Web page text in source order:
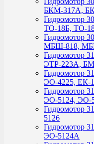
БКМ-317А,
Гидромотор
ТО-18Б, ТО-
Гидромотор
МБШ-818,
Гидромотор
ЭТР-223А,
Гидромотор
ЭО-4225, ЕК-
Гидромотор
ЭО-5124, ЭО-
Гидромотор
5126
Гидромотор
ЭО-5124А